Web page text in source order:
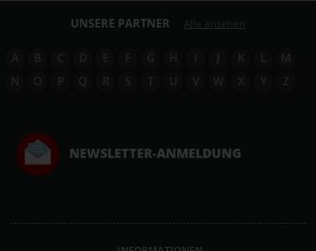
UNSERE PARTNER Alle ansehen
A B C D E F G H I J K L
M
N
O P Q R S T U V W X Y Z
NEWSLETTER-ANMELDUNG